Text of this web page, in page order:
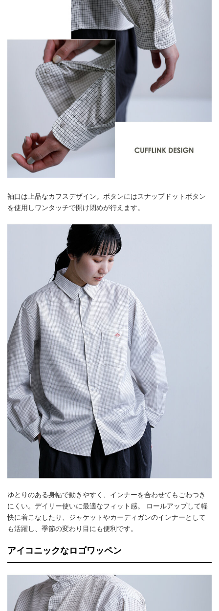
袖口は上品なカフスデザイン。ボタンにはスナップドットボタン
を使用しワンタッチで開け閉めが行えます。
ゆとりのある身幅で動きやすく、インナーを合わせてもごわつき
にくい。デイリー使いに最適なフィット感。 ロールアップして軽
快に着こなしたり、ジャケットやカーディガンのインナーとして
も活躍し、季節の変わり目にも便利です。
アイコニックなロゴワッペン